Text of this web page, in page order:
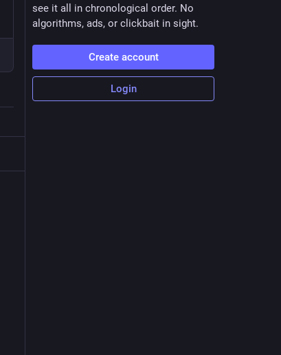
see it all in chronological order. No
algorithms, ads, or clickbait in sight.
Create account
Login